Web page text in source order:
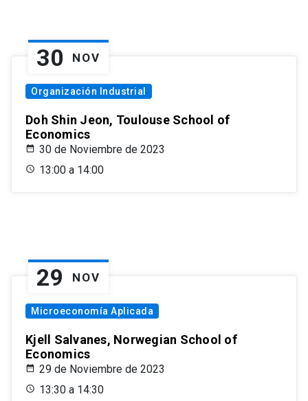
30 NOV
Organización Industrial
Doh Shin Jeon, Toulouse School of
Economics
30 de Noviembre de 2023
13:00 a 14:00
29 NOV
Microeconomía Aplicada
Kjell Salvanes, Norwegian School of
Economics
29 de Noviembre de 2023
13:30 a 14:30